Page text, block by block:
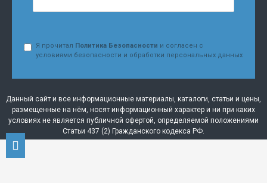
Я прочитал Политика Безопасности и согласен с
условиями безопасности и обработки персональных данных
Данный сайт и все информационные материалы, каталоги, статьи и цены,
размещенные на нём, носят информационный характер и ни при каких
условиях не является публичной офертой, определяемой положениями
Статьи 437 (2) Гражданского кодекса РФ.